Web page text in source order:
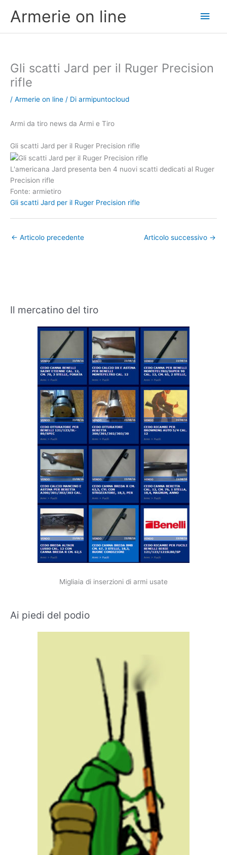
Armerie on line
Gli scatti Jard per il Ruger Precision
rifle
/ Armerie on line / Di armipuntocloud
Armi da tiro news da Armi e Tiro
Gli scatti Jard per il Ruger Precision rifle
L'americana Jard presenta ben 4 nuovi scatti dedicati al Ruger
Precision rifle
Fonte: armietiro
Gli scatti Jard per il Ruger Precision rifle
← Articolo precedente Articolo successivo →
Il mercatino del tiro
Migliaia di inserzioni di armi usate
Ai piedi del podio